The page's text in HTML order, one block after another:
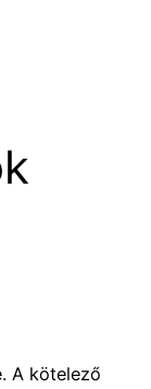
A kötelező